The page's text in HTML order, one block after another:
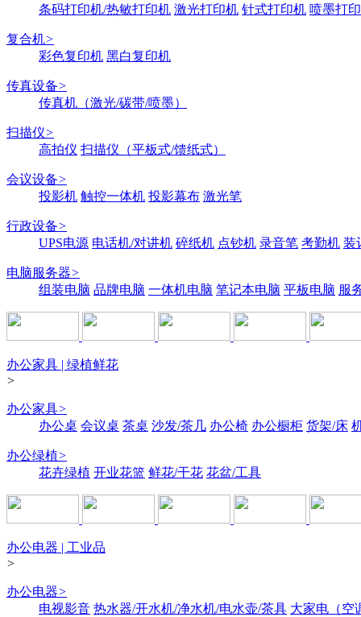
条码打印机/热敏打印机 激光打印机 针式打印机 喷墨打
复合机>
彩色复印机 黑白复印机
传真设备>
传真机（激光/碳带/喷墨）
扫描仪>
高拍仪 扫描仪（平板式/馈纸式）
会议设备>
投影机 触控一体机 投影幕布 激光笔
行政设备>
UPS电源 电话机/对讲机 碎纸机 点钞机 录音笔 考勤机 装
电脑服务器>
组装电脑 品牌电脑 一体机电脑 笔记本电脑 平板电脑 服
办公家具 | 绿植鲜花
>
办公家具>
办公桌 会议桌 茶桌 沙发/茶几 办公椅 办公橱柜 货架/床
办公绿植>
花卉绿植 开业花篮 鲜花/干花 花盆/工具
办公电器 | 工业品
>
办公电器>
电视影音 热水器/开水机/净水机/电水壶/茶具 大家电（空